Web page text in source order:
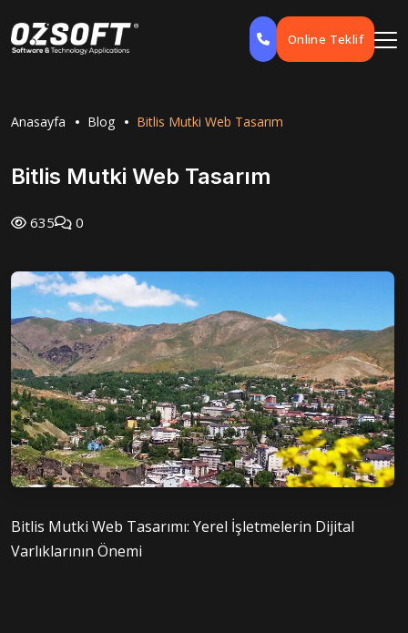
Online Teklif
Anasayfa Blog Bitlis Mutki Web Tasarım
Bitlis Mutki Web Tasarım
635 0
Bitlis Mutki Web Tasarımı: Yerel İşletmelerin Dijital
Varlıklarının Önemi